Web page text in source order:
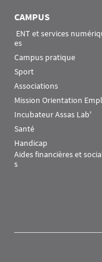
CAMPUS
es
Campus pratique
Sport
Associations
Mission Orientation
Incubateur Assas Lab'
Santé
Handicap
Aides financières et
s